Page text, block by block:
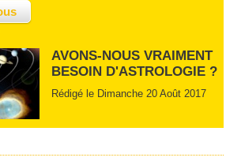
AVONS-NOUS VRAIMENT
BESOIN D'ASTROLOGIE ?
Rédigé le Dimanche 20 Août 2017